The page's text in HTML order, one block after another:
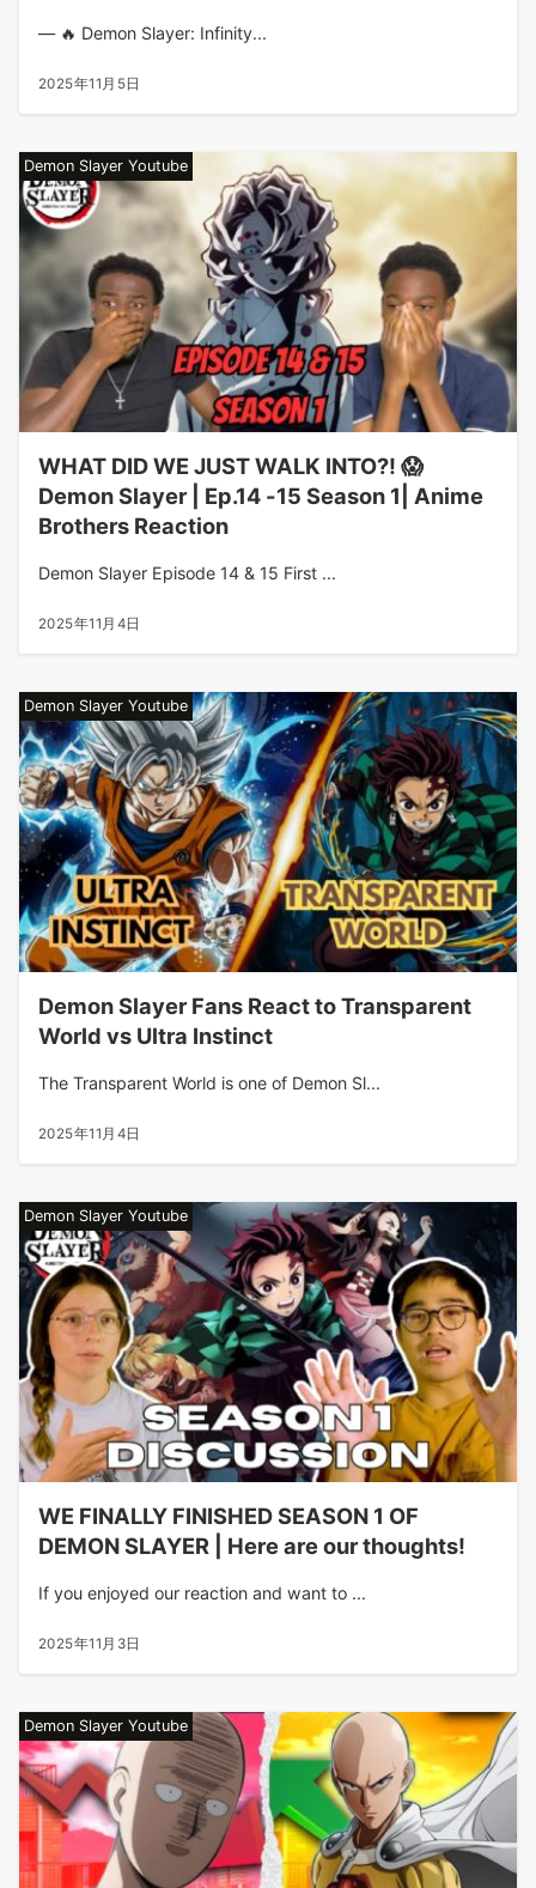
— 🔥 Demon Slayer: Infinity...
2025年11月5日
Demon Slayer Youtube
WHAT DID WE JUST WALK INTO?! 😱
Demon Slayer | Ep.14 -15 Season 1| Anime
Brothers Reaction
Demon Slayer Episode 14 & 15 First ...
2025年11月4日
Demon Slayer Youtube
Demon Slayer Fans React to Transparent
World vs Ultra Instinct
The Transparent World is one of Demon Sl...
2025年11月4日
Demon Slayer Youtube
WE FINALLY FINISHED SEASON 1 OF
DEMON SLAYER | Here are our thoughts!
If you enjoyed our reaction and want to ...
2025年11月3日
Demon Slayer Youtube